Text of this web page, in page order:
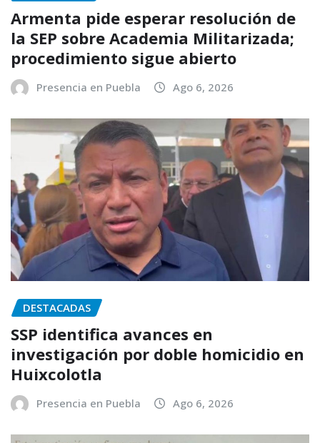
Armenta pide esperar resolución de
la SEP sobre Academia Militarizada;
procedimiento sigue abierto
Presencia en Puebla Ago 6, 2026
DESTACADAS
SSP identifica avances en
investigación por doble homicidio en
Huixcolotla
Presencia en Puebla Ago 6, 2026